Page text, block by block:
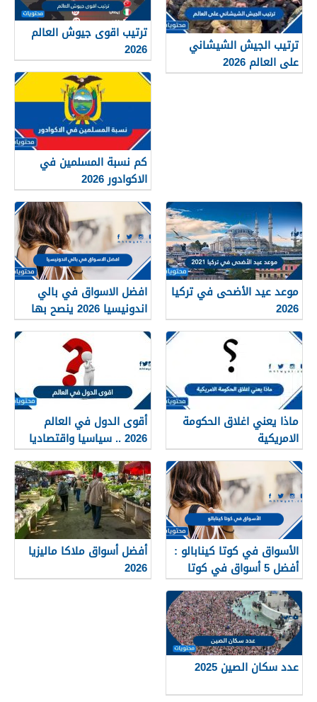
ترتيب الجيش الشيشاني
على العالم 2026
ترتيب اقوى جيوش العالم
2026
كم نسبة المسلمين في
الاكوادور 2026
موعد عيد الأضحى في تركيا
2026
افضل الاسواق في بالي
اندونيسيا 2026 ينصح بها
للزوار
ماذا يعني اغلاق الحكومة
الامريكية
أقوى الدول في العالم
2026 .. سياسيا واقتصاديا
وعسكريا
الأسواق في كوتا كينابالو :
أفضل 5 أسواق في كوتا
كينابالو ماليزيا 2025
أفضل أسواق ملاكا ماليزيا
2026
عدد سكان الصين 2025